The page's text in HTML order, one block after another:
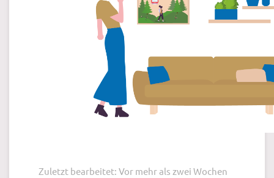
Zuletzt bearbeitet: Vor mehr als zwei Wochen